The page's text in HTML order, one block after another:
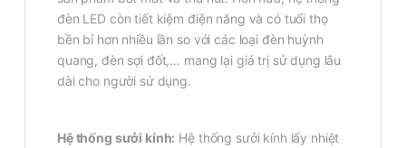
đèn LED còn tiết kiệm điện năng và có tuổi thọ
bền bỉ hơn nhiều lần so với các loại đèn huỳnh
quang, đèn sợi đốt,… mang lại giá trị sử dụng lâu
dài cho người sử dụng.
Hệ thống sưởi kính: Hệ thống sưởi kính lấy nhiệt